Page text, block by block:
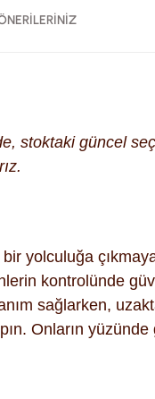
stoktaki güncel
yolculuğa
kontrolünde
sağlarken,
Onların